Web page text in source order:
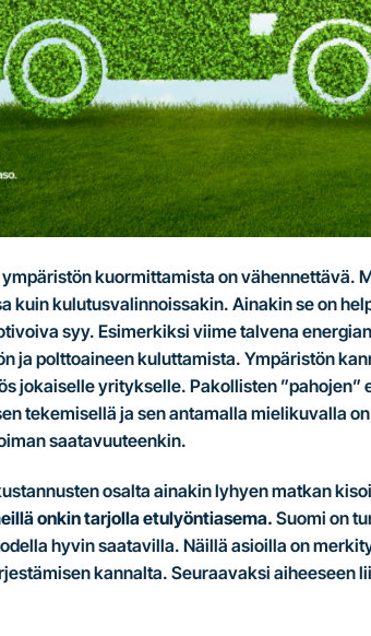
kuormittamista on vähennettävä.
kuin kulutusvalinnoissakin. Ainakin se on
syy. Esimerkiksi viime talvena
ja polttoaineen kuluttamista. Ympäristön
jokaiselle yritykselle. Pakollisten ”pahojen”
tekemisellä ja sen antamalla mielikuvalla
saatavuuteenkin.
osalta ainakin lyhyen matkan
onkin tarjolla etulyöntiasema.Suomi on
hyvin saatavilla. Näillä asioilla on
kannalta. Seuraavaksi aiheeseen